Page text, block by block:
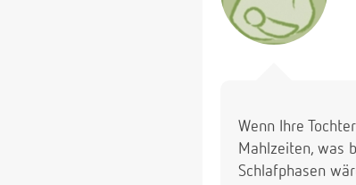
Wenn Ihre
Mahlzeiten, was
Schlafphasen